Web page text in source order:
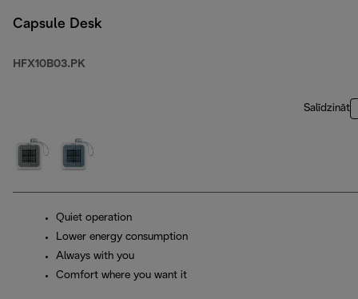
Capsule Desk
HFX10B03.PK
Salīdzināt
Quiet operation
Lower energy consumption
Always with you
Comfort where you want it